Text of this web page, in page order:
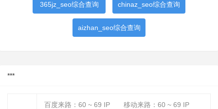
365jz_seo综合查询 chinaz_seo综合查询
aizhan_seo综合查询
***
百度来路： 60 ~ 69 IP 移动来路： 60 ~ 69 IP